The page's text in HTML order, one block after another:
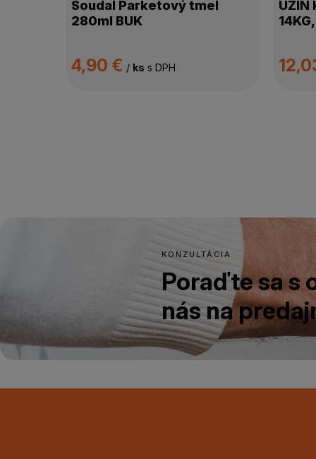
Soudal Parketový tmel
280ml BUK
4,90 € / ks s DPH
UZIN
KONZULTÁCIA
Poraďte sa s
nás na